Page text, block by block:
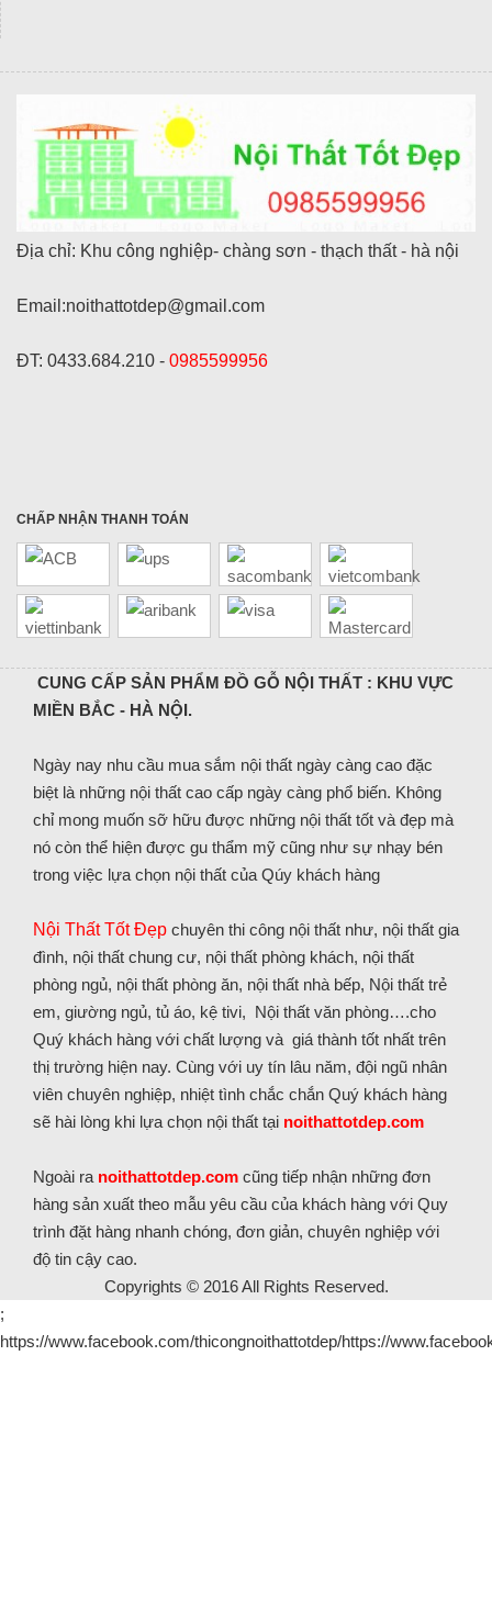
Địa chỉ: Khu công nghiệp- chàng sơn - thạch thất - hà nội
Email:noithattotdep@gmail.com
ĐT: 0433.684.210 - 0985599956
CHẤP NHẬN THANH TOÁN
CUNG CẤP SẢN PHẨM ĐỒ GỖ NỘI THẤT : KHU VỰC
MIỀN BẮC - HÀ NỘI.
Ngày nay nhu cầu mua sắm nội thất ngày càng cao đặc
biệt là những nội thất cao cấp ngày càng phổ biến. Không
chỉ mong muốn sỡ hữu được những nội thất tốt và đẹp mà
nó còn thể hiện được gu thẩm mỹ cũng như sự nhạy bén
trong việc lựa chọn nội thất của Qúy khách hàng
Nội Thất Tốt Đẹp chuyên thi công nội thất như, nội thất gia
đình, nội thất chung cư, nội thất phòng khách, nội thất
phòng ngủ, nội thất phòng ăn, nội thất nhà bếp, Nội thất trẻ
em, giường ngủ, tủ áo, kệ tivi, Nội thất văn phòng….cho
Quý khách hàng với chất lượng và giá thành tốt nhất trên
thị trường hiện nay. Cùng với uy tín lâu năm, đội ngũ nhân
viên chuyên nghiệp, nhiệt tình chắc chắn Quý khách hàng
sẽ hài lòng khi lựa chọn nội thất tại noithattotdep.com
Ngoài ra noithattotdep.com cũng tiếp nhận những đơn
hàng sản xuất theo mẫu yêu cầu của khách hàng với Quy
trình đặt hàng nhanh chóng, đơn giản, chuyên nghiệp với
độ tin cậy cao.
Copyrights © 2016 All Rights Reserved.
;
https://www.facebook.com/thicongnoithattotdep/https://